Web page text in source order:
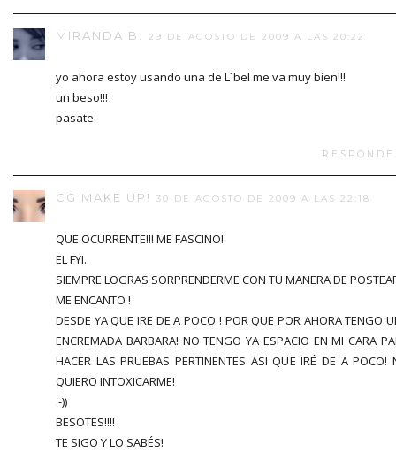
MIRANDA B. 29 DE AGOSTO DE 2009 A LAS 20:22
yo ahora estoy usando una de L´bel me va muy bien!!!
un beso!!!
pasate
CG MAKE UP! 30 DE AGOSTO DE 2009 A LAS 22:18
QUE OCURRENTE!!! ME FASCINO!
EL FYI..
SIEMPRE LOGRAS SORPRENDERME CON TU MANERA DE
ME ENCANTO !
DESDE YA QUE IRE DE A POCO ! POR QUE POR AHORA TENGO
ENCREMADA BARBARA! NO TENGO YA ESPACIO EN MI CARA
HACER LAS PRUEBAS PERTINENTES ASI QUE IRÉ DE A POCO!
QUIERO INTOXICARME!
.-))
BESOTES!!!!
TE SIGO Y LO SABÉS!